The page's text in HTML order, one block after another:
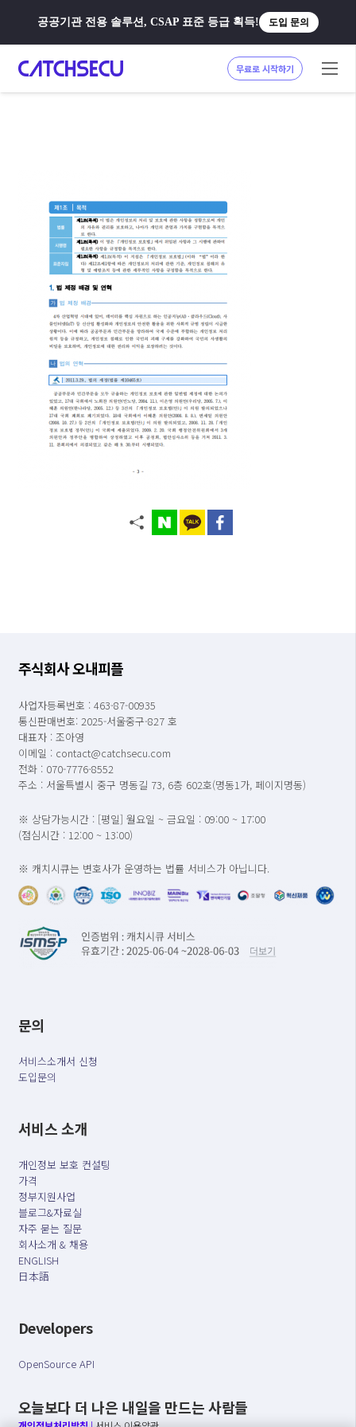
공공기관 전용 솔루션, CSAP 표준 등급 획득! 도입 문의
무료로 시작하기
주식회사 오내피플
사업자등록번호 : 463-87-00935
통신판매번호: 2025-서울중구-827 호
대표자 : 조아영
이메일 : contact@catchsecu.com
전화 : 070-7776-8552
주소 : 서울특별시 중구 명동길 73, 6층 602호(명동1가, 페이지명동)
※ 상담가능시간 : [평일] 월요일 ~ 금요일 : 09:00 ~ 17:00
(점심시간 : 12:00 ~ 13:00)
※ 캐치시큐는 변호사가 운영하는 법률 서비스가 아닙니다.
문의
서비스소개서 신청
도입문의
서비스 소개
개인정보 보호 컨설팅
가격
정부지원사업
블로그&자료실
자주 묻는 질문
회사소개 & 채용
ENGLISH
日本語
Developers
OpenSource API
오늘보다 더 나은 내일을 만드는 사람들